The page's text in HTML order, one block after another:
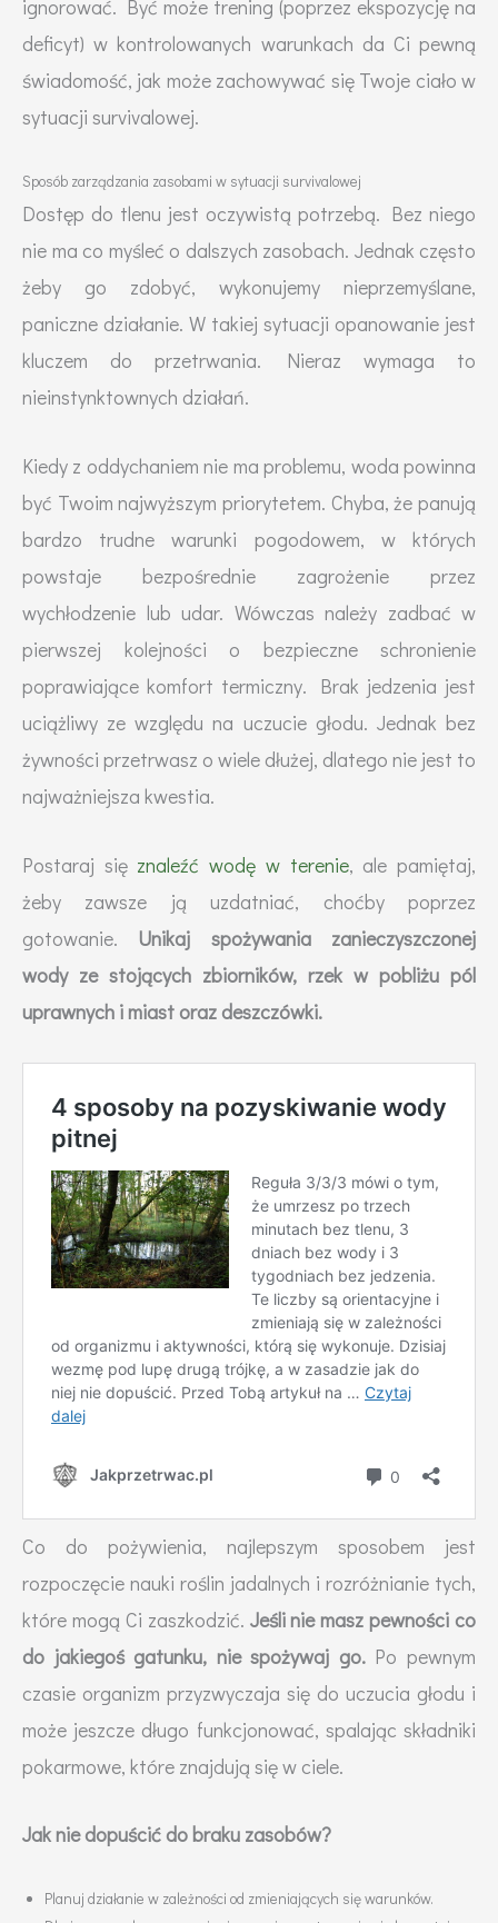
ignorować. Być może trening (poprzez ekspozycję na
deficyt) w kontrolowanych warunkach da Ci pewną
świadomość, jak może zachowywać się Twoje ciało w
sytuacji survivalowej.
Sposób zarządzania zasobami w sytuacji survivalowej
Dostęp do tlenu jest oczywistą potrzebą. Bez niego
nie ma co myśleć o dalszych zasobach. Jednak często
żeby go zdobyć, wykonujemy nieprzemyślane,
paniczne działanie. W takiej sytuacji opanowanie jest
kluczem do przetrwania. Nieraz wymaga to
nieinstynktownych działań.
Kiedy z oddychaniem nie ma problemu, woda powinna
być Twoim najwyższym priorytetem. Chyba, że panują
bardzo trudne warunki pogodowem, w których
powstaje bezpośrednie zagrożenie przez
wychłodzenie lub udar. Wówczas należy zadbać w
pierwszej kolejności o bezpieczne schronienie
poprawiające komfort termiczny. Brak jedzenia jest
uciążliwy ze względu na uczucie głodu. Jednak bez
żywności przetrwasz o wiele dłużej, dlatego nie jest to
najważniejsza kwestia.
Postaraj się znaleźć wodę w terenie, ale pamiętaj,
żeby zawsze ją uzdatniać, choćby poprzez
gotowanie. Unikaj spożywania zanieczyszczonej
wody ze stojących zbiorników, rzek w pobliżu pól
uprawnych i miast oraz deszczówki.
Co do pożywienia, najlepszym sposobem jest
rozpoczęcie nauki roślin jadalnych i rozróżnianie tych,
które mogą Ci zaszkodzić. Jeśli nie masz pewności co
do jakiegoś gatunku, nie spożywaj go. Po pewnym
czasie organizm przyzwyczaja się do uczucia głodu i
może jeszcze długo funkcjonować, spalając składniki
pokarmowe, które znajdują się w ciele.
Jak nie dopuścić do braku zasobów?
Planuj działanie w zależności od zmieniających się warunków.